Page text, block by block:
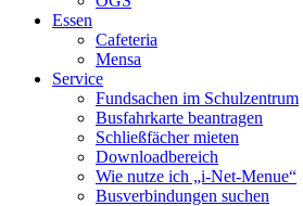
Essen
Cafeteria
Mensa
Service
Fundsachen im Schulzentrum
Busfahrkarte beantragen
Schließfächer mieten
Downloadbereich
Wie nutze ich „i-Net-Menue“
Busverbindungen suchen